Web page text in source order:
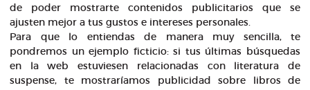
de poder mostrarte contenidos publicitarios que se
ajusten mejor a tus gustos e intereses personales.
Para que lo entiendas de manera muy sencilla, te
pondremos un ejemplo ficticio: si tus últimas búsquedas
en la web estuviesen relacionadas con literatura de
suspense, te mostraríamos publicidad sobre libros de